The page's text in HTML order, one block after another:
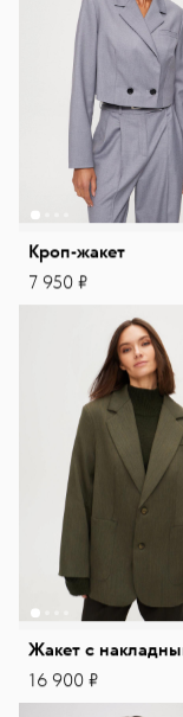
Кроп-жакет
7 950 ₽
16 900 ₽